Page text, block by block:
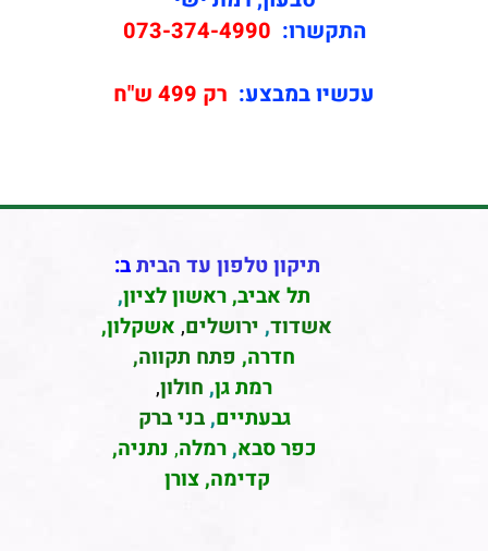
התקשרו: 073-374-4990
עכשיו במבצע: רק 499 ש"ח
תיקון טלפון עד הביתב:
תל אביב, ראשון לציון,
אשדוד, ירושלים, אשקלון,
חדרה, פתח תקווה,
רמת גן, חולון,
גבעתיים,בני ברק
כפר סבא,רמלה, נתניה,
קדימה, צורן